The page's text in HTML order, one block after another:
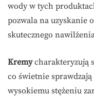
wody w tych
pozwala na uzyskanie
skutecznego
Kremycharakteryzują
co świetnie
wysokiemu stężeniu